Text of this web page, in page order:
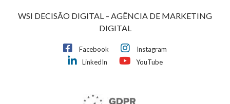
WSI DECISÃO DIGITAL – AGÊNCIA DE MARKETING
DIGITAL
Facebook
Instagram
LinkedIn
YouTube